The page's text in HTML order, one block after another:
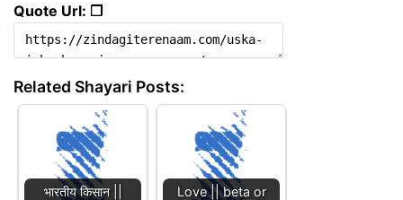
Quote Url: ❐
Related Shayari Posts:
भारतीय किसान ||
Love || beta or